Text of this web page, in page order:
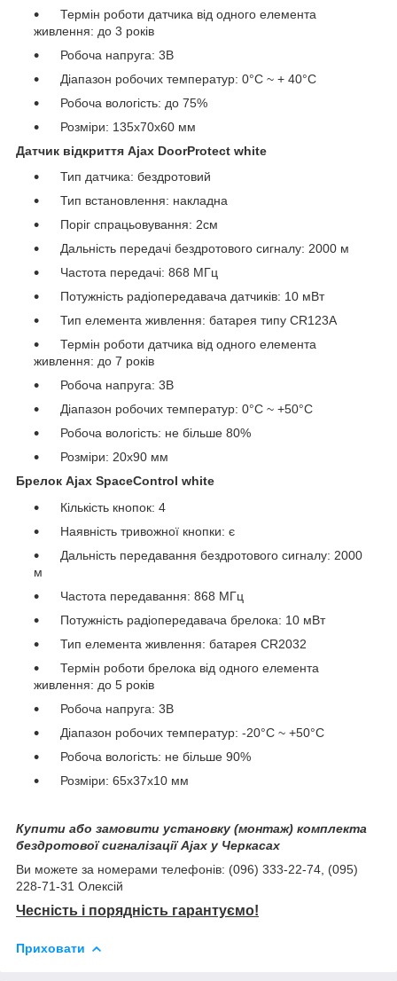
Термін роботи датчика від одного елемента
живлення: до 3 років
Робоча напруга: 3В
Діапазон робочих температур: 0°C ~ + 40°C
Робоча вологість: до 75%
Розміри: 135х70x60 мм
Датчик відкриття Ajax DoorProtect white
Тип датчика: бездротовий
Тип встановлення: накладна
Поріг спрацьовування: 2см
Дальність передачі бездротового сигналу: 2000 м
Частота передачі: 868 МГц
Потужність радіопередавача датчиків: 10 мВт
Тип елемента живлення: батарея типу CR123A
Термін роботи датчика від одного елемента
живлення: до 7 років
Робоча напруга: 3В
Діапазон робочих температур: 0°С ~ +50°С
Робоча вологість: не більше 80%
Розміри: 20х90 мм
Брелок Ajax SpaceControl white
Кількість кнопок: 4
Наявність тривожної кнопки: є
Дальність передавання бездротового сигналу: 2000
м
Частота передавання: 868 МГц
Потужність радіопередавача брелока: 10 мВт
Тип елемента живлення: батарея CR2032
Термін роботи брелока від одного елемента
живлення: до 5 років
Робоча напруга: 3В
Діапазон робочих температур: -20°С ~ +50°С
Робоча вологість: не більше 90%
Розміри: 65х37х10 мм
Купити або замовити установку (монтаж) комплекта
бездротової сигналізації Ajax у Черкасах
Ви можете за номерами телефонів: (096) 333-22-74, (095)
228-71-31 Олексій
Чесність і порядність гарантуємо!
Приховати